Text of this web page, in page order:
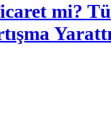
mi?